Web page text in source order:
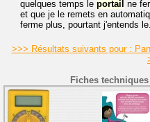
quelques temps le portail ne
et que je le remets en
ferme plus, pourtant j'entends
>>> Résultats suivants pour :
Fiches